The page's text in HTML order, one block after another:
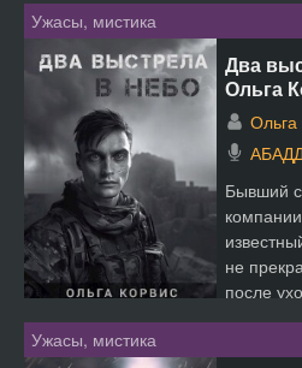
Ужасы, мистика
Два
Ольга
Ольга
Бывший
не
после
Ужасы, мистика